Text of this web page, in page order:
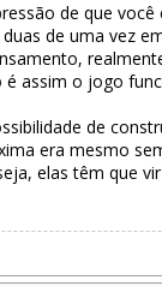
de que você
de uma vez
é assim o jogo
de
era mesmo
elas têm que